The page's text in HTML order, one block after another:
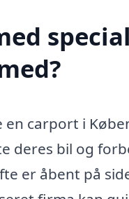
carport i
deres bil og
er åbent på